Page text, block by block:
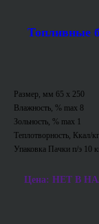
Топливные
Размер, мм 65 х 250
Влажность, % max 8
Зольность, % max 1
Теплотворность, Ккал/
Упаковка Пачки п/э 10
Цена: НЕТ В